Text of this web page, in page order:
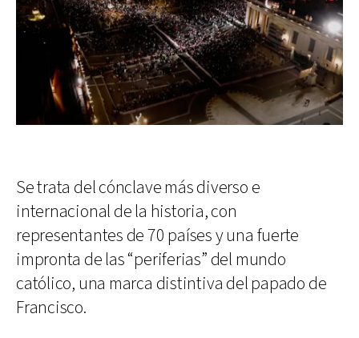
Se trata del cónclave más diverso e
internacional de la historia, con
representantes de 70 países y una fuerte
impronta de las “periferias” del mundo
católico, una marca distintiva del papado de
Francisco.